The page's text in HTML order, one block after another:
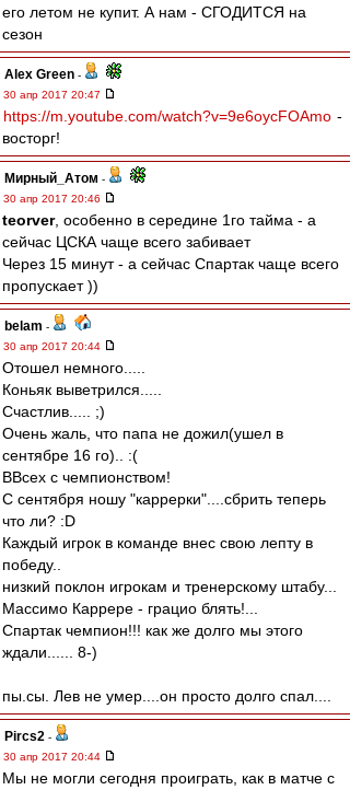
его летом не купит. А нам - СГОДИТСЯ на
сезон
Alex Green -
30 апр 2017 20:47
https://m.youtube.com/watch?v=9e6oycFOAmo -
восторг!
Мирный_Атом -
30 апр 2017 20:46
teorver, особенно в середине 1го тайма - а
сейчас ЦСКА чаще всего забивает
Через 15 минут - а сейчас Спартак чаще всего
пропускает ))
belam -
30 апр 2017 20:44
Отошел немного.....
Коньяк выветрился.....
Счастлив..... ;)
Очень жаль, что папа не дожил(ушел в
сентябре 16 го).. :(
ВВсех с чемпионством!
С сентября ношу "каррерки"....сбрить теперь
что ли? :D
Каждый игрок в команде внес свою лепту в
победу..
низкий поклон игрокам и тренерскому штабу...
Массимо Каррере - грацио блять!...
Спартак чемпион!!! как же долго мы этого
ждали...... 8-)
пы.сы. Лев не умер....он просто долго спал....
Pircs2 -
30 апр 2017 20:44
Мы не могли сегодня проиграть, как в матче с